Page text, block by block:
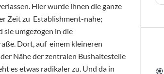
Hier wurde ihnen die ganze
Zeit zu Establishment-nahe;
sie umgezogen in die
Dort, auf einem kleineren
Nähe der zentralen Bushaltestelle
es etwas radikaler zu. Und da in